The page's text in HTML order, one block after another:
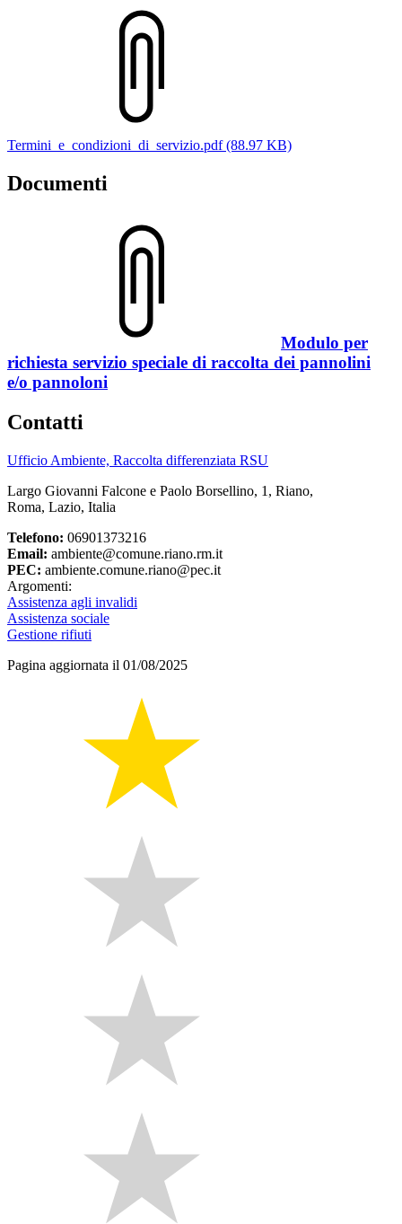
Termini_e_condizioni_di_servizio.pdf (88.97 KB)
Documenti
Modulo per
richiesta servizio speciale di raccolta dei pannolini
e/o pannoloni
Contatti
Ufficio Ambiente, Raccolta differenziata RSU
Largo Giovanni Falcone e Paolo Borsellino, 1, Riano,
Roma, Lazio, Italia
Telefono: 06901373216
Email: ambiente@comune.riano.rm.it
PEC: ambiente.comune.riano@pec.it
Argomenti:
Assistenza agli invalidi
Assistenza sociale
Gestione rifiuti
Pagina aggiornata il 01/08/2025